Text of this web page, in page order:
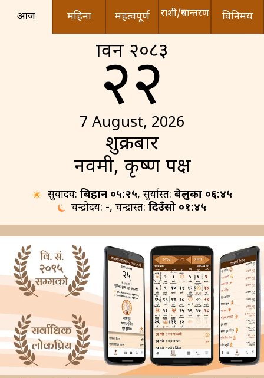
आज महिना महत्वपूर्ण राशी/रुपान्तरण विनिमय
श्रावन २०८३
२२
7 August, 2026
शुक्रबार
नवमी, कृष्ण पक्ष
सुर्योदय:बिहान ०५:२५, सुर्यास्त:बेलुका ०६:४५
चन्द्रोदय: -, चन्द्रास्त:दिउँसो ०१:४५